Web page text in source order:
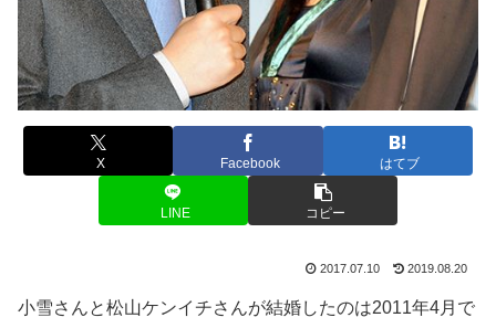
X Facebook はてブ
LINE コピー
2017.07.10 2019.08.20
小雪さんと松山ケンイチさんが結婚したのは2011年4月で